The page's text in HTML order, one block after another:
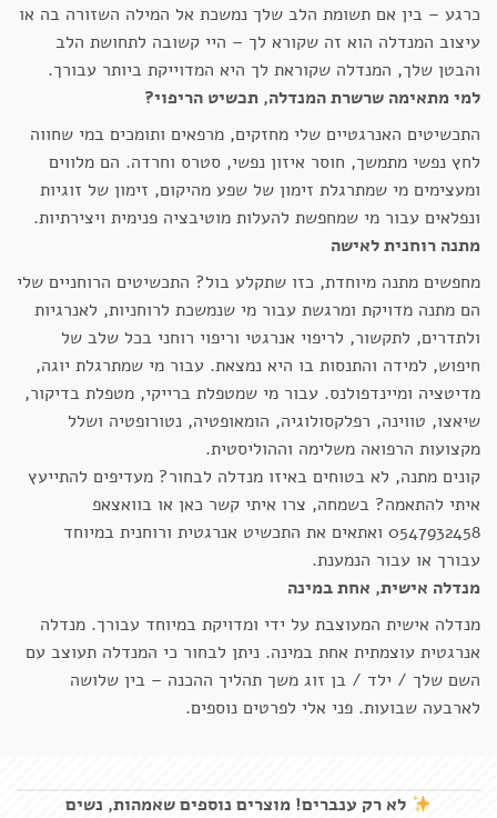
כרגע – בין אם תשומת הלב שלך נמשכת אל המילה השזורה בה או
עיצוב המנדלה הוא זה שקורא לך – היי קשובה לתחושת הלב
והבטן שלך, המנדלה שקוראת לך היא המדוייקת ביותר עבורך.
למי מתאימה שרשרת המנדלה, תכשיט הריפוי?
התכשיטים האנרגטיים שלי מחזקים, מרפאים ותומכים במי שחווה
לחץ נפשי מתמשך, חוסר איזון נפשי, סטרס וחרדה. הם מלווים
ומעצימים מי שמתרגלת זימון של שפע מהיקום, זימון של זוגיות
ונפלאים עבור מי שמחפשת להעלות מוטיבציה פנימית ויצירתיות.
מתנה רוחנית לאישה
מחפשים מתנה מיוחדת, כזו שתקלע בול? התכשיטים הרוחניים שלי
הם מתנה מדויקת ומרגשת עבור מי שנמשכת לרוחניות, לאנרגיות
ולתדרים, לתקשור, לריפוי אנרגטי וריפוי רוחני בכל שלב של
חיפוש, למידה והתנסות בו היא נמצאת. עבור מי שמתרגלת יוגה,
מדיטציה ומיינדפולנס. עבור מי שמטפלת ברייקי, מטפלת בדיקור,
שיאצו, טווינה, רפלקסולוגיה, הומאופטיה, נטורופטיה ושלל
מקצועות הרפואה משלימה וההוליסטית.
קונים מתנה, לא בטוחים באיזו מנדלה לבחור? מעדיפים להתייעץ
איתי להתאמה? בשמחה, צרו איתי קשר כאן או בוואצאפ
0547932458 ואתאים את התכשיט אנרגטית ורוחנית במיוחד
עבורך או עבור הנמענת.
מנדלה אישית, אחת במינה
מנדלה אישית המעוצבת על ידי ומדויקת במיוחד עבורך. מנדלה
אנרגטית עוצמתית אחת במינה. ניתן לבחור כי המנדלה תעוצב עם
השם שלך / ילד / בן זוג משך תהליך ההכנה – בין שלושה
לארבעה שבועות. פני אלי לפרטים נוספים.
לא רק ענברים! מוצרים נוספים שאמהות, נשים